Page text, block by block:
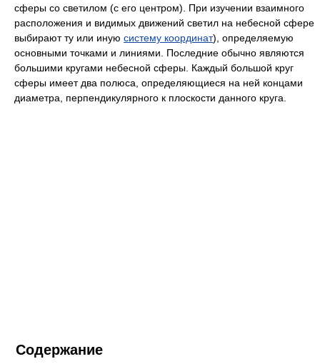
сферы со светилом (с его центром). При изучении взаимного
расположения и видимых движений светил на небесной сфере
выбирают ту или иную систему координат), определяемую
основными точками и линиями. Последние обычно являются
большими кругами небесной сферы. Каждый большой круг
сферы имеет два полюса, определяющиеся на ней концами
диаметра, перпендикулярного к плоскости данного круга.
Содержание